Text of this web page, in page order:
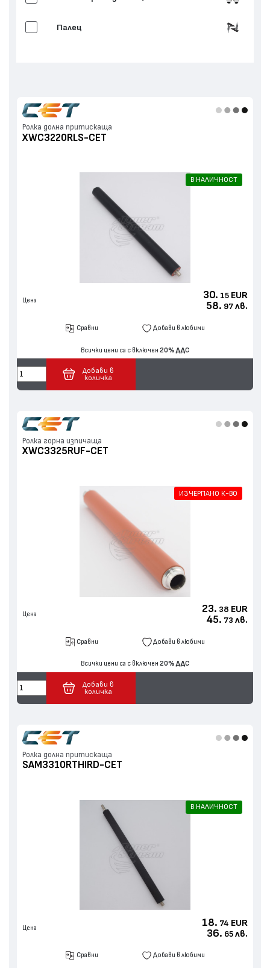
Палец
Зъбно колело изпич. ролка
Ролка долна притискаща
XWC3220RLS-CET
В НАЛИЧНОСТ
Цена 30. 15 EUR
58. 97 лв.
Сравни Добави в любими
Всички цени са с включен 20% ДДС
Добави в
количка
Ролка горна изпичаща
XWC3325RUF-CET
ИЗЧЕРПАНО К-ВО
Цена 23. 38 EUR
45. 73 лв.
Сравни Добави в любими
Всички цени са с включен 20% ДДС
Добави в
количка
Ролка долна притискаща
SAM3310RTHIRD-CET
В НАЛИЧНОСТ
Цена 18. 74 EUR
36. 65 лв.
Сравни Добави в любими